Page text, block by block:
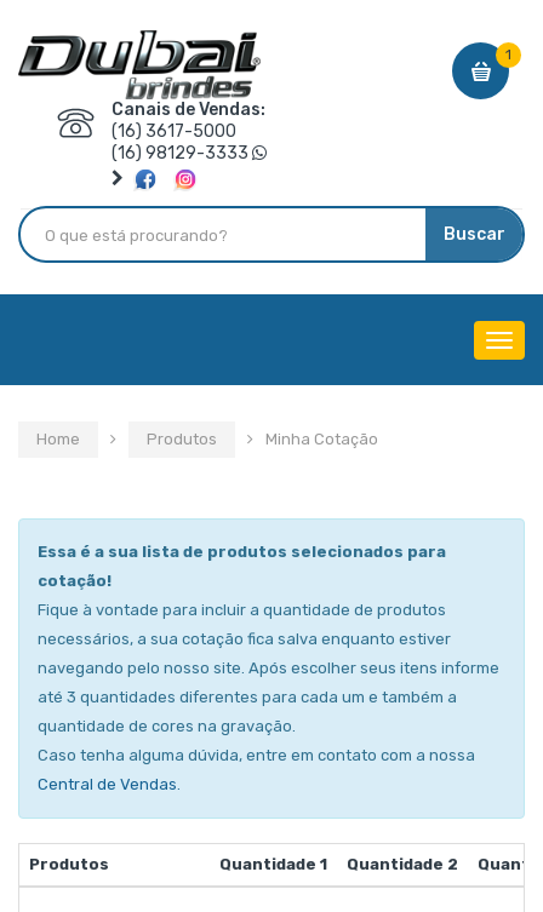
Canais de Vendas:
(16) 3617-5000
(16) 98129-3333
1
Buscar
Menu
Home
Produtos Minha Cotação
Essa é a sua lista de produtos selecionados para
cotação!
Fique à vontade para incluir a quantidade de produtos
necessários, a sua cotação fica salva enquanto estiver
navegando pelo nosso site. Após escolher seus itens informe
até 3 quantidades diferentes para cada um e também a
quantidade de cores na gravação.
Caso tenha alguma dúvida, entre em contato com a nossa
Central de Vendas.
Produtos Quantidade 1 Quantidade 2